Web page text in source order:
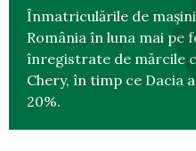
Înmatriculările de
România în luna mai
înregistrate de mărcile
Chery, în timp ce Dacia
20%.